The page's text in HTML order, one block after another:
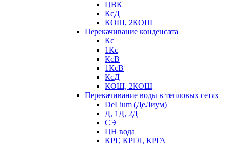
ЦВК
КсД
КОШ, 2КОШ
Перекачивание конденсата
Кс
1Кс
КсВ
1КсВ
КсД
КОШ, 2КОШ
Перекачивание воды в тепловых сетях
DeLium (ДеЛиум)
Д, 1Д, 2Д
СЭ
ЦН вода
КРГ, КРГЛ, КРГА